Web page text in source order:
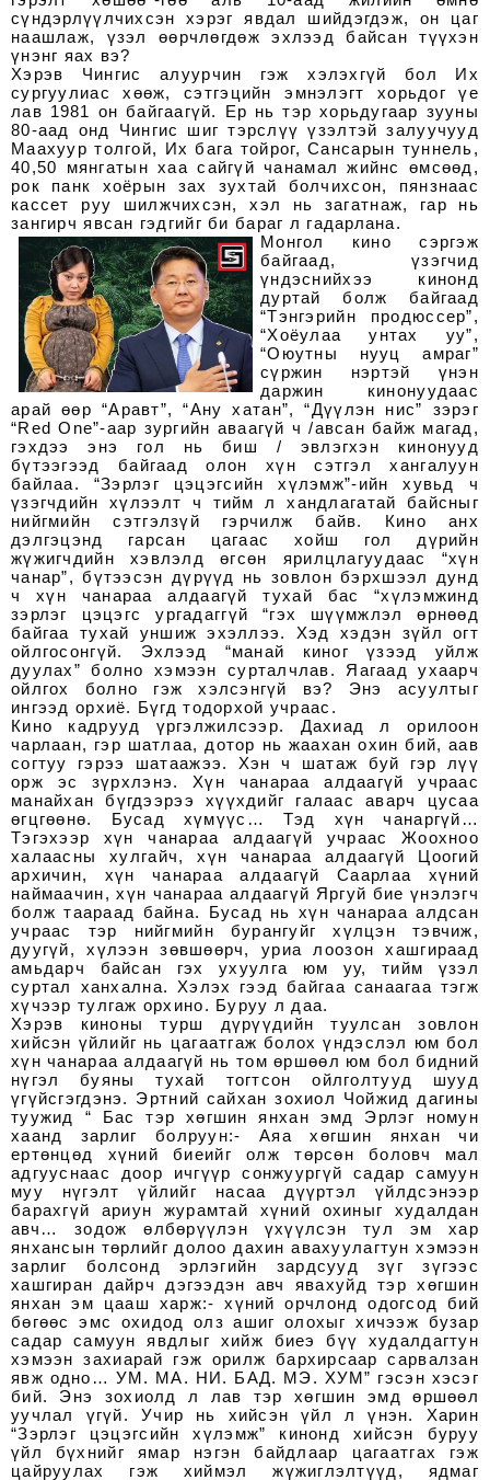
сүндэрлүүлчихсэн хэрэг явдал шийдэгдэж, он цаг
наашлаж, үзэл өөрчлөгдөж эхлээд байсан түүхэн
үнэнг яах вэ?
Хэрэв Чингис алуурчин гэж хэлэхгүй бол Их
сургуулиас хөөж, сэтгэцийн эмнэлэгт хорьдог үе
лав 1981 он байгаагүй. Ер нь тэр хорьдугаар зууны
80-аад онд Чингис шиг тэрслүү үзэлтэй залуучууд
Маахуур толгой, Их бага тойрог, Сансарын туннель,
40,50 мянгатын хаа сайгүй чанамал жийнс өмсөөд,
рок панк хоёрын зах зухтай болчихсон, пянзнаас
кассет руу шилжчихсэн, хэл нь загатнаж, гар нь
зангирч явсан гэдгийг би бараг л гадарлана.
Монгол кино сэргэж
байгаад, үзэгчид
үндэснийхээ кинонд
дуртай болж байгаад
“Тэнгэрийн продюссер”,
“Хоёулаа унтах уу”,
“Оюутны нууц амраг”
сүржин нэртэй үнэн
даржин кинонуудаас
арай өөр “Аравт”, “Ану хатан”, “Дүүлэн нис” зэрэг
“Red One”-аар зургийн аваагүй ч /авсан байж магад,
гэхдээ энэ гол нь биш / эвлэгхэн кинонууд
бүтээгээд байгаад олон хүн сэтгэл хангалуун
байлаа. “Зэрлэг цэцэгсийн хүлэмж”-ийн хувьд ч
үзэгчдийн хүлээлт ч тийм л хандлагатай байсныг
нийгмийн сэтгэлзүй гэрчилж байв. Кино анх
дэлгэцэнд гарсан цагаас хойш гол дүрийн
жүжигчдийн хэвлэлд өгсөн ярилцлагуудаас “хүн
чанар”, бүтээсэн дүрүүд нь зовлон бэрхшээл дунд
ч хүн чанараа алдаагүй тухай бас “хүлэмжинд
зэрлэг цэцэгс ургадаггүй “гэх шүүмжлэл өрнөөд
байгаа тухай уншиж эхэллээ. Хэд хэдэн зүйл огт
ойлгосонгүй. Эхлээд “манай киног үзээд уйлж
дуулах” болно хэмээн сурталчлав. Яагаад ухаарч
ойлгох болно гэж хэлсэнгүй вэ? Энэ асуултыг
ингээд орхиё. Бүгд тодорхой учраас.
Кино кадрууд үргэлжилсээр. Дахиад л орилоон
чарлаан, гэр шатлаа, дотор нь жаахан охин бий, аав
согтуу гэрээ шатаажээ. Хэн ч шатаж буй гэр лүү
орж эс зүрхлэнэ. Хүн чанараа алдаагүй учраас
манайхан бүгдээрээ хүүхдийг галаас аварч цусаа
өгцгөөнө. Бусад хүмүүс… Тэд хүн чанаргүй…
Тэгэхээр хүн чанараа алдаагүй учраас Жоохноо
халаасны хулгайч, хүн чанараа алдаагүй Цоогий
архичин, хүн чанараа алдаагүй Саарлаа хүний
наймаачин, хүн чанараа алдаагүй Яргуй бие үнэлэгч
болж таараад байна. Бусад нь хүн чанараа алдсан
учраас тэр нийгмийн бурангуйг хүлцэн тэвчиж,
дуугүй, хүлээн зөвшөөрч, уриа лоозон хашгираад
амьдарч байсан гэх ухуулга юм уу, тийм үзэл
суртал ханхална. Хэлэх гээд байгаа санаагаа тэгж
хүчээр тулгаж орхино. Буруу л даа.
Хэрэв киноны турш дүрүүдийн туулсан зовлон
хийсэн үйлийг нь цагаатгаж болох үндэслэл юм бол
хүн чанараа алдаагүй нь том өршөөл юм бол бидний
нүгэл буяны тухай тогтсон ойлголтууд шууд
үгүйсгэгдэнэ. Эртний сайхан зохиол Чойжид дагины
туужид “ Бас тэр хөгшин янхан эмд Эрлэг номун
хаанд зарлиг болруун:- Аяа хөгшин янхан чи
ертөнцөд хүний биеийг олж төрсөн боловч мал
адгууснаас доор ичгүүр сонжуургүй садар самуун
муу нүгэлт үйлийг насаа дүүртэл үйлдсэнээр
барахгүй ариун журамтай хүний охиныг худалдан
авч… зодож өлбөрүүлэн үхүүлсэн тул эм хар
янхансын төрлийг долоо дахин авахуулагтун хэмээн
зарлиг болсонд эрлэгийн зардсууд зүг зүгээс
хашгиран дайрч дэгээдэн авч явахуйд тэр хөгшин
янхан эм цааш харж:- хүний орчлонд одогсод бий
бөгөөс эмс охидод олз ашиг олохыг хичээж бузар
садар самуун явдлыг хийж биеэ бүү худалдагтун
хэмээн захиарай гэж орилж бархирсаар сарвалзан
явж одно… УМ. МА. НИ. БАД. МЭ. ХУМ” гэсэн хэсэг
бий. Энэ зохиолд л лав тэр хөгшин эмд өршөөл
уучлал үгүй. Учир нь хийсэн үйл л үнэн. Харин
“Зэрлэг цэцэгсийн хүлэмж” кинонд хийсэн буруу
үйл бүхнийг ямар нэгэн байдлаар цагаатгах гэж
цайруулах гэж хиймэл жүжиглэлтүүд, ядмаг